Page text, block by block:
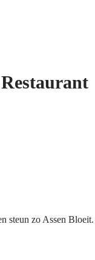
steun zo Assen Bloeit.